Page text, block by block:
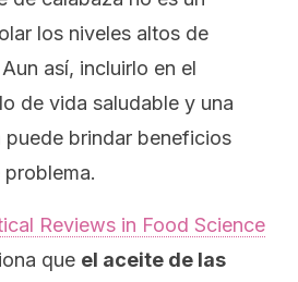
los niveles altos de
así, incluirlo en el
de vida saludable y una
puede brindar beneficios
problema.
Reviews in Food Science
que el aceite de las